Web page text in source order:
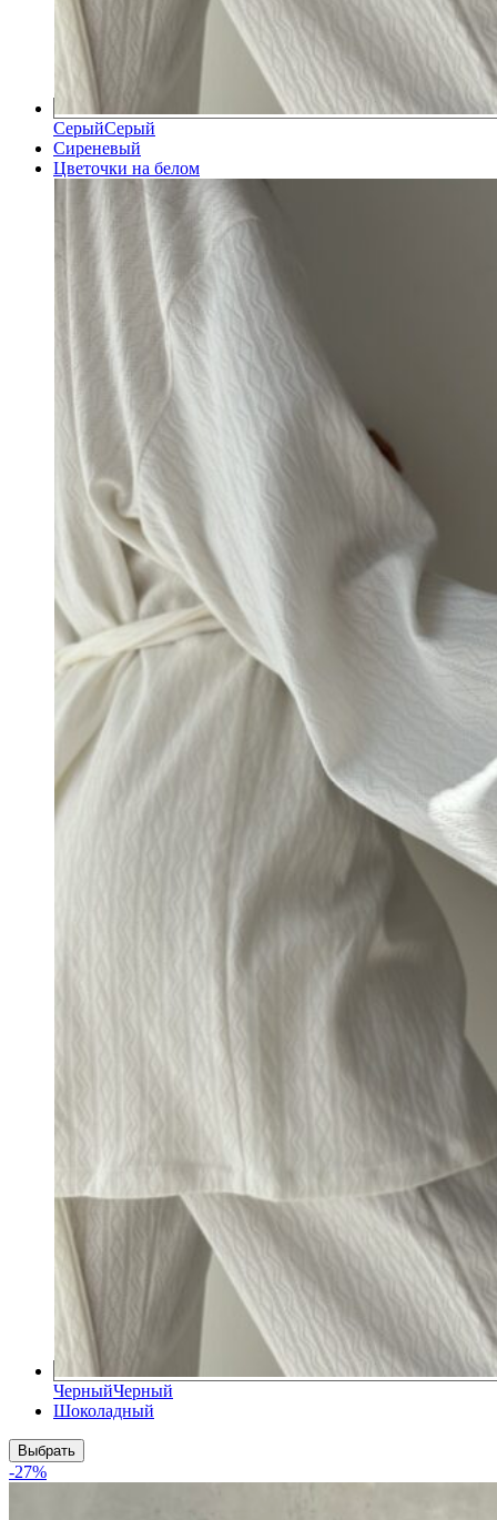
СерыйСерый
Сиреневый
Цветочки на белом
ЧерныйЧерный
Шоколадный
Выбрать
-27%